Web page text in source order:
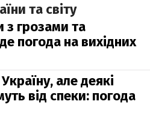
та світу
з грозами та
погода на вихідних
але деякі
від спеки: погода